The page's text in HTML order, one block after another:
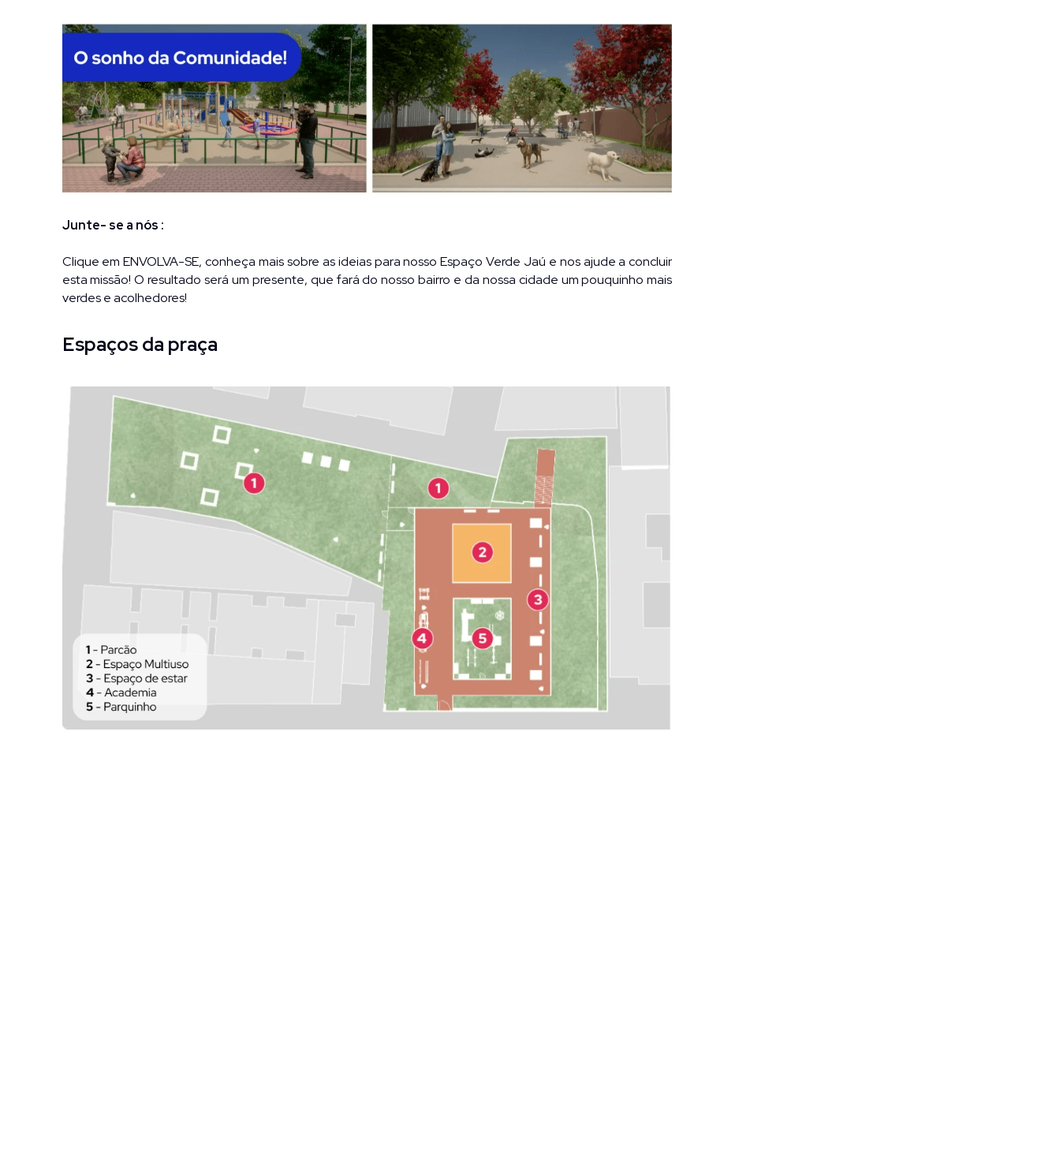
Junte- se a nós :
Clique em ENVOLVA-SE, conheça mais sobre as ideias para nosso Espaço Verde Jaú e nos ajude a concluir
esta missão! O resultado será um presente, que fará do nosso bairro e da nossa cidade um pouquinho mais
verdes e acolhedores!
Espaços da praça